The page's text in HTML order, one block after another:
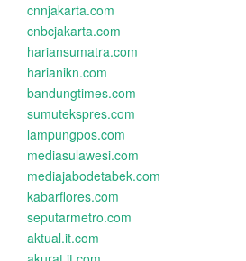
cnnjakarta.com
cnbcjakarta.com
hariansumatra.com
harianikn.com
bandungtimes.com
sumutekspres.com
lampungpos.com
mediasulawesi.com
mediajabodetabek.com
kabarflores.com
seputarmetro.com
aktual.it.com